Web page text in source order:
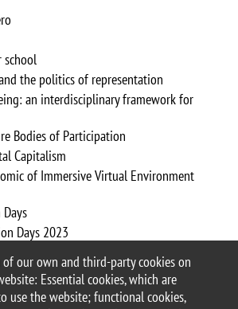
of our own and third-party cookies on
Essential cookies, which are
use the website; functional cookies,
school
the politics of representation
an interdisciplinary framework for
Bodies of Participation
Capitalism
of Immersive Virtual Environment
Days 2023
Days 2024
Days 2025